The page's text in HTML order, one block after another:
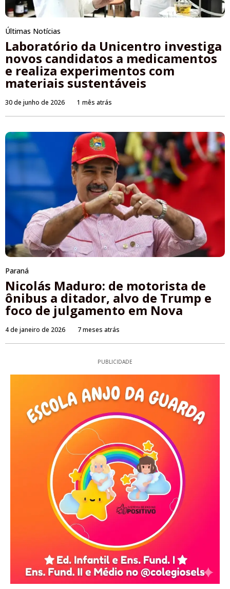
Últimas Notícias
Laboratório da Unicentro investiga
novos candidatos a medicamentos
e realiza experimentos com
materiais sustentáveis
30 de junho de 2026 1 mês atrás
Paraná
Nicolás Maduro: de motorista de
ônibus a ditador, alvo de Trump e
foco de julgamento em Nova
4 de janeiro de 2026 7 meses atrás
PUBLICIDADE